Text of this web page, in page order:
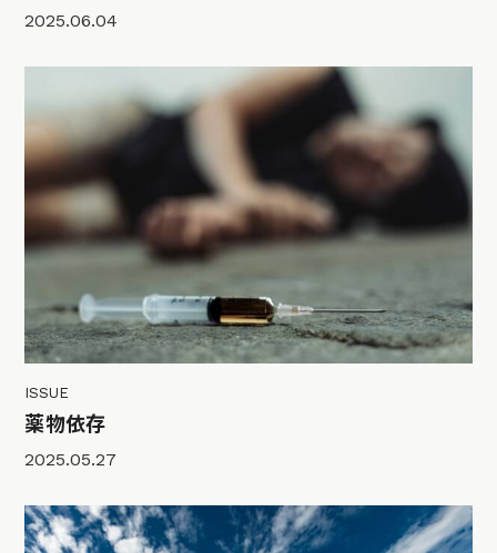
2025.06.04
ISSUE
薬物依存
2025.05.27